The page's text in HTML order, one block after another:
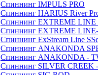
Спиннинг IMPULS PRO
Спиннинг HARIUS River
Спиннинг EXTREME LINE
Спиннинг EXTREME
Спиннинг ExStream Line
Спиннинг ANAKONDA
Спиннинг ANAKONDA -
Спиннинг SILVER CREEK